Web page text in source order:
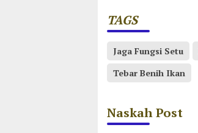
TAGS
Jaga Fungsi Setu
Tebar Benih Ikan
Naskah Post